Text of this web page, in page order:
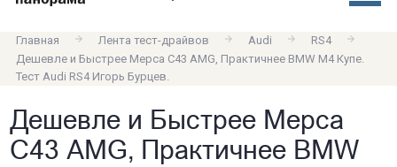
Главная Лента тест-драйвов Audi
RS4
Дешевле и Быстрее Мерса C43 AMG, Практичнее BMW M4 Купе.
Тест Audi RS4 Игорь Бурцев.
Дешевле и Быстрее Мерса
C43 AMG, Практичнее BMW